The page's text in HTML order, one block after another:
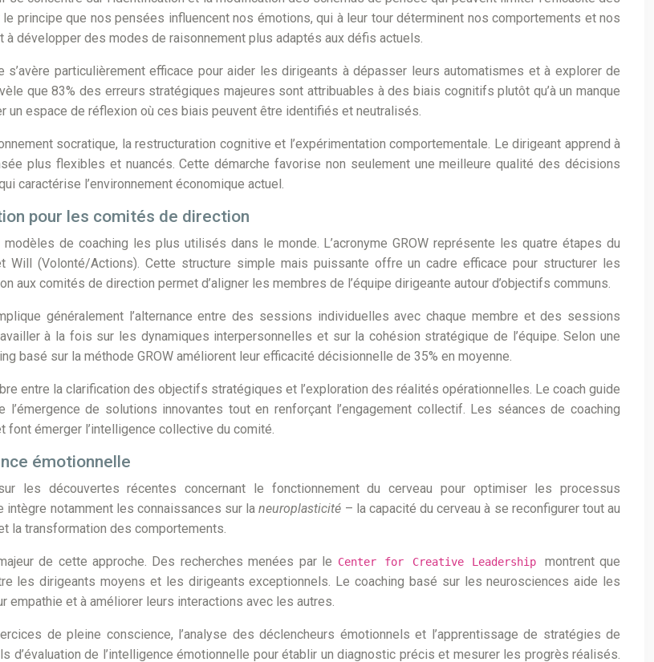
principe que nos pensées influencent nos émotions, qui à leur tour déterminent nos comportements et nos
à développer des modes de raisonnement plus adaptés aux défis actuels.
particulièrement efficace pour aider les dirigeants à dépasser leurs automatismes et à explorer de
que 83% des erreurs stratégiques majeures sont attribuables à des biais cognitifs plutôt qu’à un manque
un espace de réflexion où ces biais peuvent être identifiés et neutralisés.
socratique, la restructuration cognitive et l’expérimentation comportementale. Le dirigeant apprend à
plus flexibles et nuancés. Cette démarche favorise non seulement une meilleure qualité des décisions
caractérise l’environnement économique actuel.
pour les comités de direction
de coaching les plus utilisés dans le monde. L’acronyme GROW représente les quatre étapes du
Will (Volonté/Actions). Cette structure simple mais puissante offre un cadre efficace pour structurer les
comités de direction permet d’aligner les membres de l’équipe dirigeante autour d’objectifs communs.
généralement l’alternance entre des sessions individuelles avec chaque membre et des sessions
à la fois sur les dynamiques interpersonnelles et sur la cohésion stratégique de l’équipe. Selon une
basé sur la méthode GROW améliorent leur efficacité décisionnelle de 35% en moyenne.
entre la clarification des objectifs stratégiques et l’exploration des réalités opérationnelles. Le coach guide
de solutions innovantes tout en renforçant l’engagement collectif. Les séances de coaching
émerger l’intelligence collective du comité.
émotionnelle
les découvertes récentes concernant le fonctionnement du cerveau pour optimiser les processus
intègre notamment les connaissances sur laneuroplasticité – la capacité du cerveau à se reconfigurer tout au
la transformation des comportements.
de cette approche. Des recherches menées par le Center for Creative Leadership montrent que
les dirigeants moyens et les dirigeants exceptionnels. Le coaching basé sur les neurosciences aide les
empathie et à améliorer leurs interactions avec les autres.
de pleine conscience, l’analyse des déclencheurs émotionnels et l’apprentissage de stratégies de
d’évaluation de l’intelligence émotionnelle pour établir un diagnostic précis et mesurer les progrès réalisés.